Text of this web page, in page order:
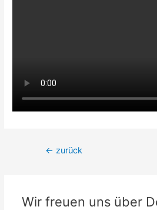
Beitrags-
← zurück
Wir freuen uns über